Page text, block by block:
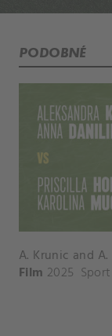
PODOBNÉ
Film 2025 Sport